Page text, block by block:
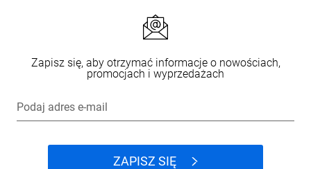
Zapisz się, aby otrzymać informacje o nowościach,
promocjach i wyprzedażach
Podaj adres e-mail
ZAPISZ SIĘ